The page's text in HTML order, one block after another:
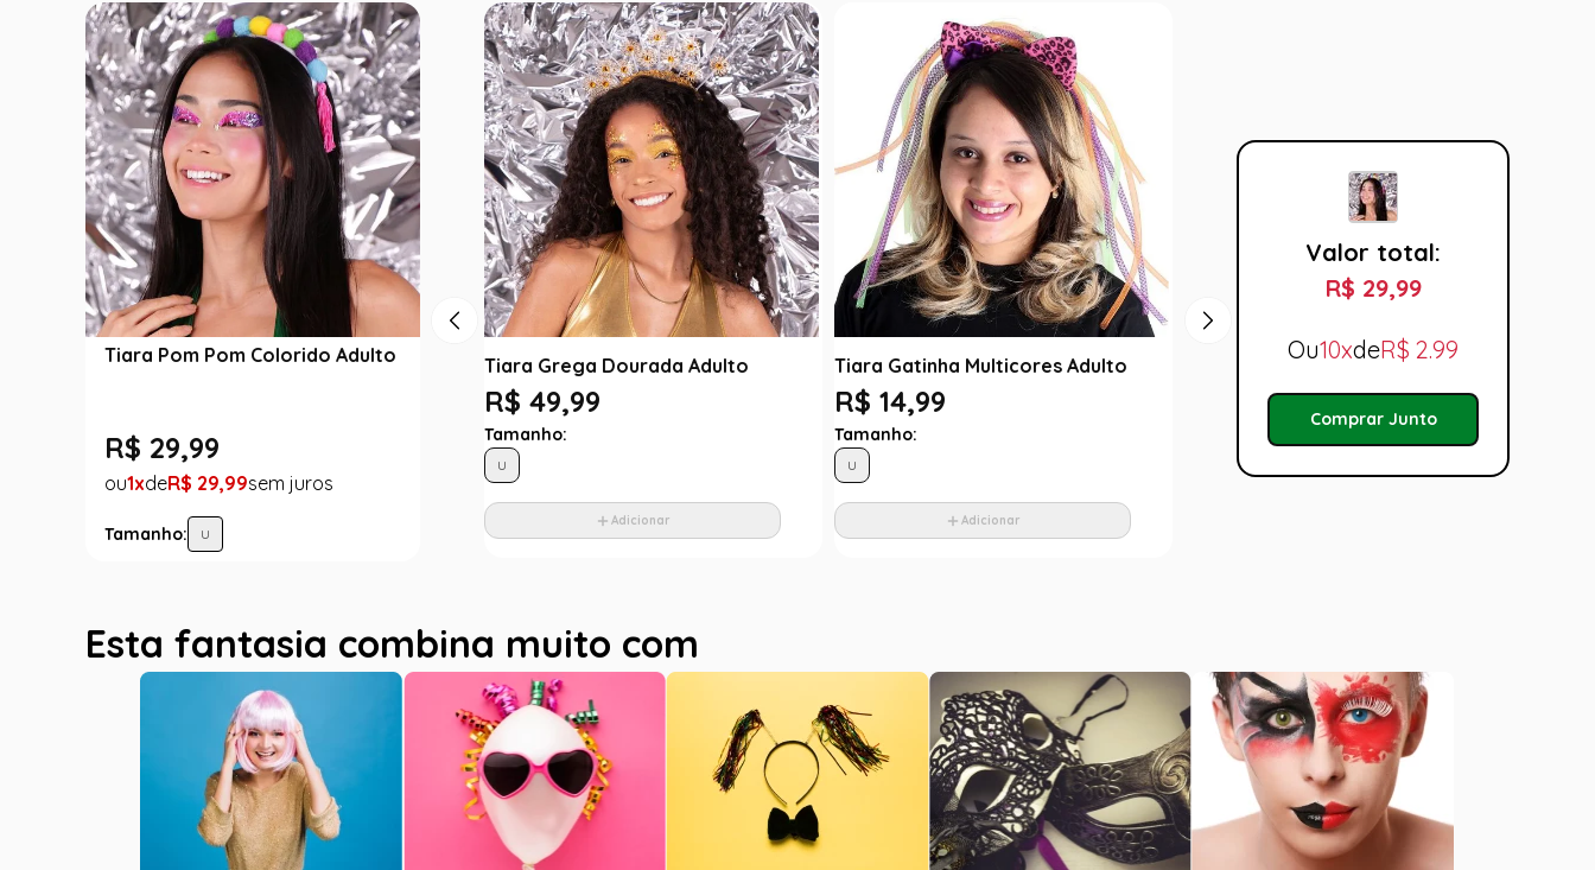
Tiara Pom Pom Colorido Adulto
R$ 29,99
1 R$ 29,99
Tamanho: U
Tiara Grega Dourada Adulto
R$ 49,99
Tamanho:
U
Adicionar
Tiara Gatinha Multicores Adulto
R$ 14,99
Tamanho:
U
Adicionar
Tiara Arco Iris Adulto
R$ 29,99
Valor total:
R$ 29,99
Ou10xdeR$ 2.99
Comprar Junto
Esta fantasia combina muito com